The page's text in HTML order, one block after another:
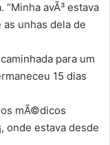
avÃ³ estava
unhas dela de
para um
15 dias
mÃ©dicos
onde estava desde